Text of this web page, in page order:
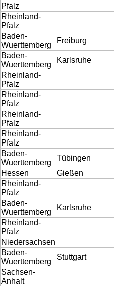
Pfalz
Rheinland-
Pfalz
Baden-
Wuerttemberg
Freiburg
Baden-
Wuerttemberg
Karlsruhe
Rheinland-
Pfalz
Rheinland-
Pfalz
Rheinland-
Pfalz
Rheinland-
Pfalz
Baden-
Wuerttemberg
Tübingen
Hessen
Gießen
Rheinland-
Pfalz
Baden-
Wuerttemberg
Karlsruhe
Rheinland-
Pfalz
Niedersachsen
Baden-
Wuerttemberg
Stuttgart
Sachsen-
Anhalt